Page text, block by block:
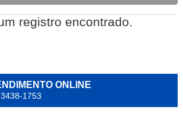
registro encontrado.
ONLINE
1753